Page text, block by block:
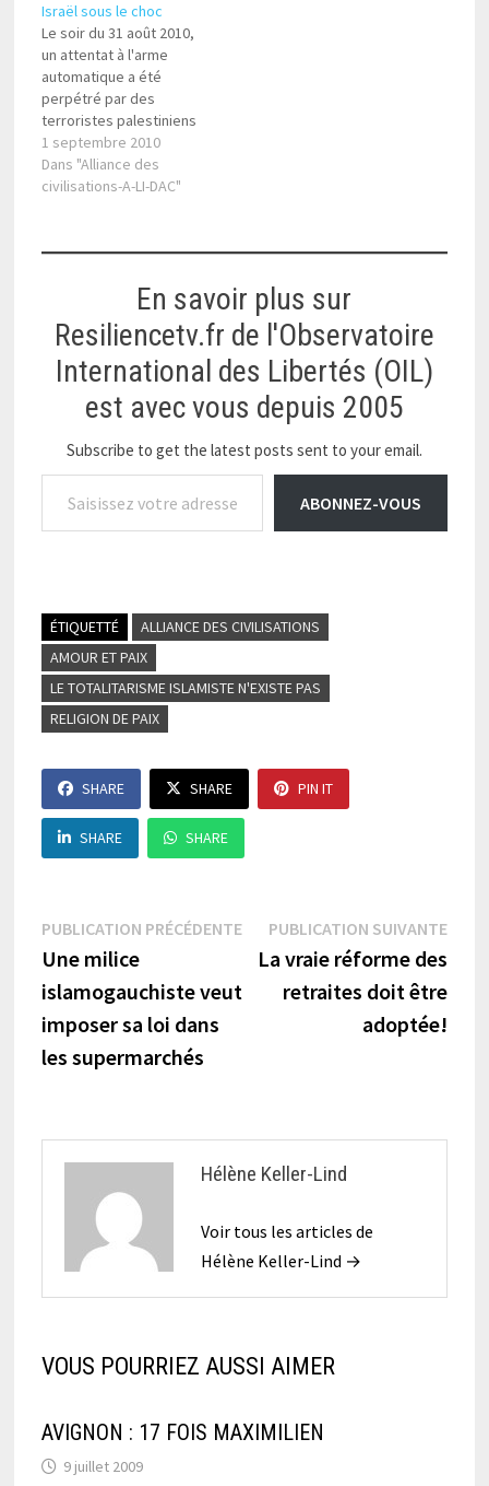
compromettre les efforts
de Barack Obama. » S'en
suivait une diatribe anti-
israélienne manichéenne
que dénonce Victor…
Israël sous le choc
Le soir du 31 août 2010,
un attentat à l'arme
automatique a été
perpétré par des
terroristes palestiniens
contre 4 israéliens qui
circulaient au carrefour
Bné Naim près de Kiryat
Cet attentat intervient
ministre israélien
quitté…
1 septembre 2010
Dans "Alliance des
civilisations-A-LI-DAC"
En savoir plus sur
Resiliencetv.fr de l'Observatoire
International des Libertés (OIL)
est avec vous depuis 2005
Subscribe to get the latest posts sent to your email.
Saisissez votre adresse e-mail…
ABONNEZ-VOUS
ÉTIQUETTÉ
ALLIANCE DES CIVILISATIONS
AMOUR ET PAIX
LE TOTALITARISME ISLAMISTE N'EXISTE PAS
RELIGION DE PAIX
SHARE SHARE PIN IT
SHARE SHARE
Navigation
de
l’article
PUBLICATION PRÉCÉDENTEPublication
précédente :
Une milice
islamogauchiste veut
imposer sa loi dans
les supermarchés
PUBLICATION SUIVANTE
La vraie réforme des
retraites doit être
adoptée!
Hélène Keller-Lind
Voir tous les articles de
Hélène Keller-Lind →
VOUS POURRIEZ AUSSI AIMER
AVIGNON : 17 FOIS MAXIMILIEN
9 juillet 2009